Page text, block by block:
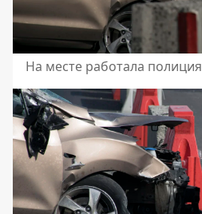
На месте работала полиция